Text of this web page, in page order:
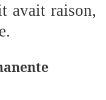
raison,